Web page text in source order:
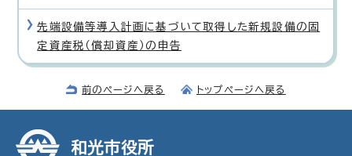
先端設備等導入計画に基づいて取得した新規設備の固
定資産税（償却資産）の申告
前のページへ戻る トップページへ戻る
和光市役所